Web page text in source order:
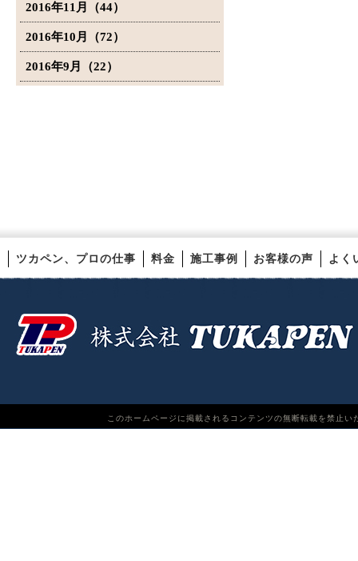
2016年11月（44）
2016年10月（72）
2016年9月（22）
ツカペン、プロの仕事 料金 施工事例 お客様の声 よく
このホームページに掲載されるコンテンツの無断転載を禁